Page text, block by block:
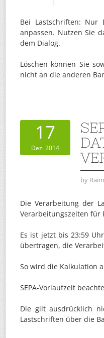
Bei Lastschriften: Nur
anpassen. Nutzen Sie
dem Dialog.
Löschen können Sie
nicht an die anderen
17
Dez. 2014
by
Die Verarbeitung der
Verarbeitungszeiten für
Es ist jetzt bis 23:59
übertragen, die
So wird die Kalkulation
SEPA-Vorlaufzeit
Die gilt ausdrücklich
Lastschriften über die